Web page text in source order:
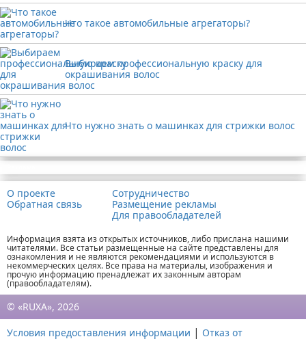
Что такое автомобильные агрегаторы?
Выбираем профессиональную краску для
окрашивания волос
Что нужно знать о машинках для стрижки волос
О проекте
Обратная связь
Сотрудничество
Размещение рекламы
Для правообладателей
Информация взята из открытых источников, либо прислана нашими
читателями. Все статьи размещенные на сайте представлены для
ознакомления и не являются рекомендациями и используются в
некоммерческих целях. Все права на материалы, изображения и
прочую информацию пренадлежат их законным авторам
(правообладателям).
© «RUXA», 2026
Условия предоставления информации | Отказ от